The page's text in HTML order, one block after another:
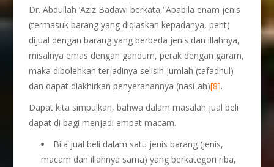
Dr. Abdullah ‘Aziz Badawi berkata,”Apabila enam jenis
(termasuk barang yang diqiaskan kepadanya, pent)
dijual dengan barang yang berbeda jenis dan illahnya,
misalnya emas dengan gandum, perak dengan garam,
maka dibolehkan terjadinya selisih jumlah (tafadhul)
dan dapat diakhirkan penyerahannya (nasi-ah)[8].
Dapat kita simpulkan, bahwa dalam masalah jual beli
dapat di bagi menjadi empat macam.
Bila jual beli dalam satu jenis barang (jenis,
macam dan illahnya sama) yang berkategori riba,